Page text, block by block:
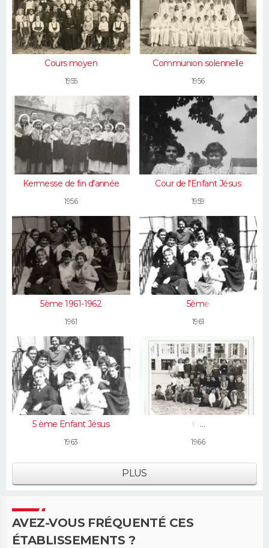
Cours moyen
1955
Communion solennelle
1956
Kermesse de fin d'année
1956
Cour de l'Enfant Jésus
1959
5ème 1961-1962
1961
5ème
1961
5 ème Enfant Jésus
1963
CP
1966
PLUS
AVEZ-VOUS FRÉQUENTÉ CES
ÉTABLISSEMENTS ?